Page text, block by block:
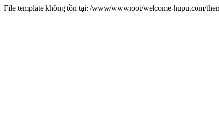
File template không tồn tại: /www/wwwroot/welcome-hupu.com/